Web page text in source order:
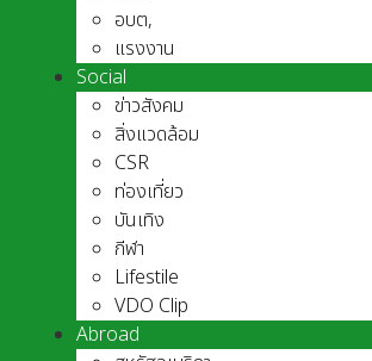
อบต,
แรงงาน
Social
ข่าวสังคม
สิ่งแวดล้อม
CSR
ท่องเที่ยว
บันเทิง
กีฬา
Lifestile
VDO Clip
Abroad